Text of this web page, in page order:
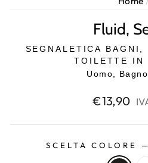
Fluid,
SEGNALETICA
TOILETTE IN
Uomo,
Prezzo
listino
€13,90
SCELTA COLORE—